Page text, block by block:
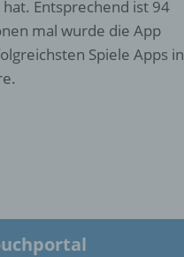
Entsprechend ist 94
mal wurde die App
Spiele Apps in
für die
die